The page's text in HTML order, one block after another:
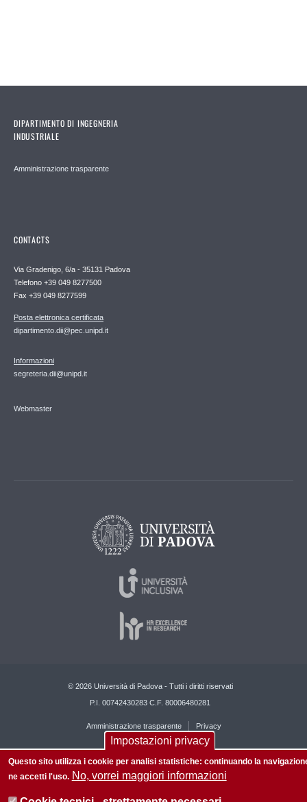
DIPARTIMENTO DI INGEGNERIA
INDUSTRIALE
Amministrazione trasparente
CONTACTS
Via Gradenigo, 6/a - 35131 Padova
Telefono +39 049 8277500
Fax +39 049 8277599
Posta elettronica certificata
dipartimento.dii@pec.unipd.it
Informazioni
segreteria.dii@unipd.it
Webmaster
© 2026 Università di Padova - Tutti i diritti riservati
P.I. 00742430283 C.F. 80006480281
Amministrazione trasparente Privacy
Impostazioni privacy
Questo sito utilizza i cookie per analisi statistiche: continuando la
ne accetti l'uso. No, vorrei maggiori informazioni